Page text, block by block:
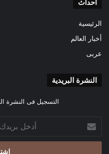
احداث
الرئيسية
أخبار العالم
عربى
النشرة البريدية
التسجيل فى النشرة
بريدك
الإلكتروني